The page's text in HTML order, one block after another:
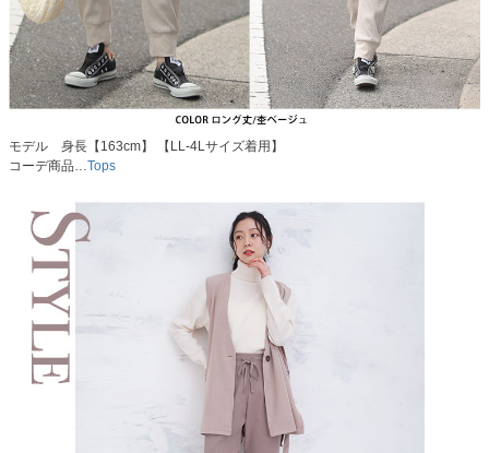
モデル 身長【163cm】 【LL-4Lサイズ着用】
コーデ商品…Tops